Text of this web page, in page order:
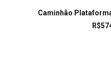
Caminhão
R$